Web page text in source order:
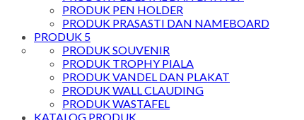
PRODUK PEN HOLDER
PRODUK PRASASTI DAN NAMEBOARD
PRODUK 5
PRODUK SOUVENIR
PRODUK TROPHY PIALA
PRODUK VANDEL DAN PLAKAT
PRODUK WALL CLAUDING
PRODUK WASTAFEL
KATALOG PRODUK